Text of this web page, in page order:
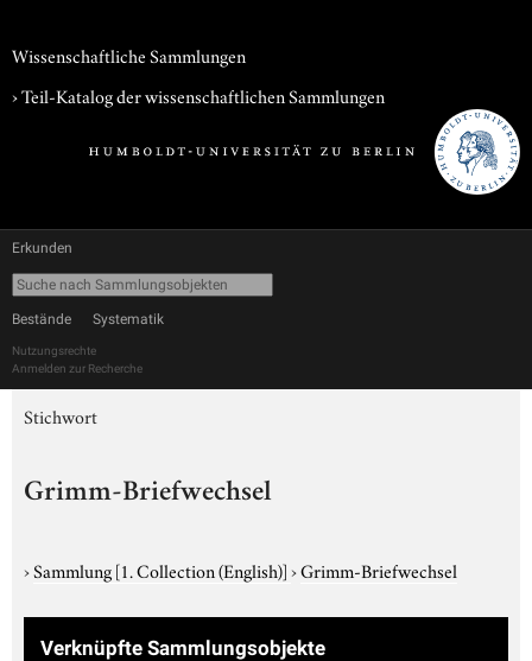
Wissenschaftliche Sammlungen
› Teil-Katalog der wissenschaftlichen Sammlungen
Erkunden
Bestände Systematik
Nutzungsrechte
Anmelden zur Recherche
Stichwort
Grimm-Briefwechsel
›Sammlung[1. Collection (English)]›Grimm-Briefwechsel
Verknüpfte Sammlungsobjekte